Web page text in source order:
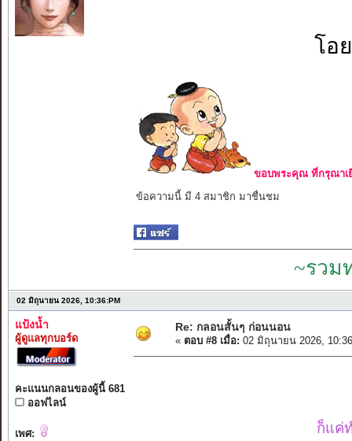
โอ
ขอบพระคุณ ที่กรุณาเ
ข้อความนี้ มี 4 สมาชิก มาชื่นชม
~รวม
02 มิถุนายน 2026, 10:36:PM
แป้งน้ำ
ผู้ดูแลทุกบอร์ด
คะแนนกลอนของผู้นี้ 681
ออฟไลน์
เพศ:
Re: กลอนสั้นๆ ก่อนนอน
« ตอบ #8 เมื่อ: 02 มิถุนายน 2026,
ก็แค่